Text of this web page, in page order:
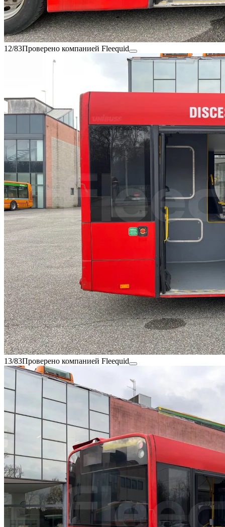
12/83Проверено компанией Fleequid
13/83Проверено компанией Fleequid